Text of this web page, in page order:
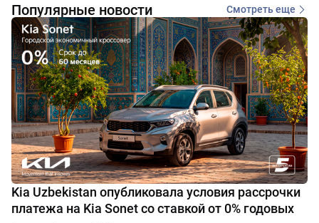
Популярные новости Смотреть еще
Kia Uzbekistan опубликовала условия рассрочки
платежа на Kia Sonet со ставкой от 0% годовых